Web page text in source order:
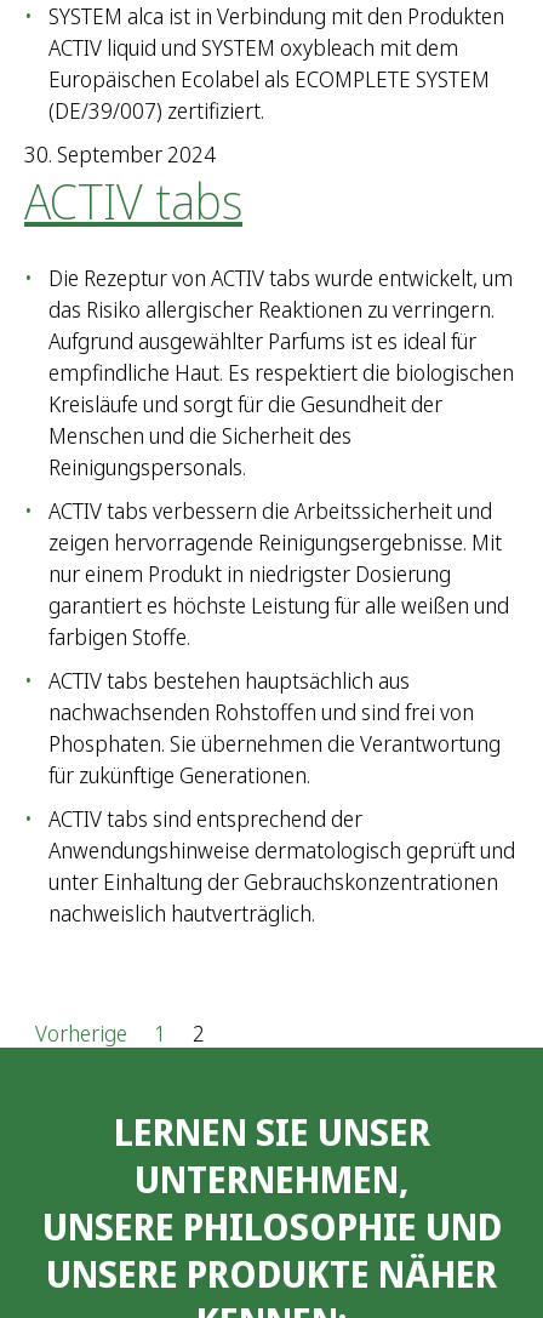
SYSTEM alca ist in Verbindung mit den Produkten
ACTIV liquid und SYSTEM oxybleach mit dem
Europäischen Ecolabel als ECOMPLETE SYSTEM
(DE/39/007) zertifiziert.
30. September 2024
ACTIV tabs
Die Rezeptur von ACTIV tabs wurde entwickelt, um
das Risiko allergischer Reaktionen zu verringern.
Aufgrund ausgewählter Parfums ist es ideal für
empfindliche Haut. Es respektiert die biologischen
Kreisläufe und sorgt für die Gesundheit der
Menschen und die Sicherheit des
Reinigungspersonals.
ACTIV tabs verbessern die Arbeitssicherheit und
zeigen hervorragende Reinigungsergebnisse. Mit
nur einem Produkt in niedrigster Dosierung
garantiert es höchste Leistung für alle weißen und
farbigen Stoffe.
ACTIV tabs bestehen hauptsächlich aus
nachwachsenden Rohstoffen und sind frei von
Phosphaten. Sie übernehmen die Verantwortung
für zukünftige Generationen.
ACTIV tabs sind entsprechend der
Anwendungshinweise dermatologisch geprüft und
unter Einhaltung der Gebrauchskonzentrationen
nachweislich hautverträglich.
SVorherige 1 2
LERNEN SIE UNSER
UNTERNEHMEN,
UNSERE PHILOSOPHIE UND
UNSERE PRODUKTE NÄHER